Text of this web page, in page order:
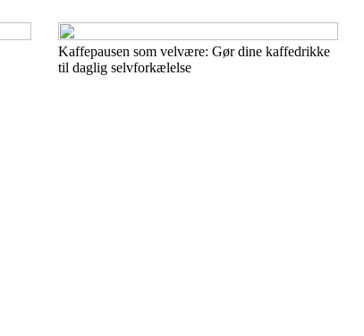
Kaffepausen som velvære: Gør dine kaffedrikke
til daglig selvforkælelse